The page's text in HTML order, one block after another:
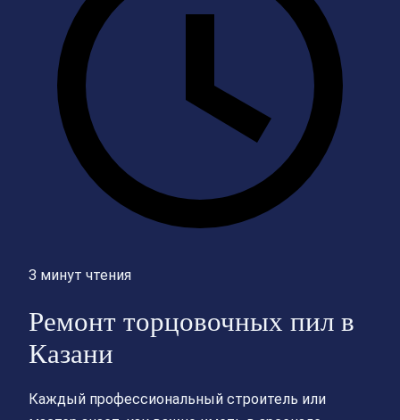
3 минут чтения
Ремонт торцовочных пил в
Казани
Каждый профессиональный строитель или